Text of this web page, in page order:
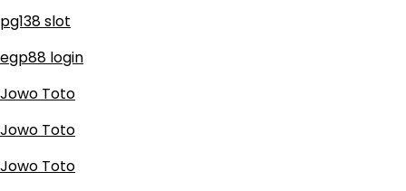
pg138 slot
egp88 login
Jowo Toto
Jowo Toto
Jowo Toto